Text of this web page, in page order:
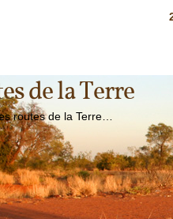
de la Terre
routes de la Terre…